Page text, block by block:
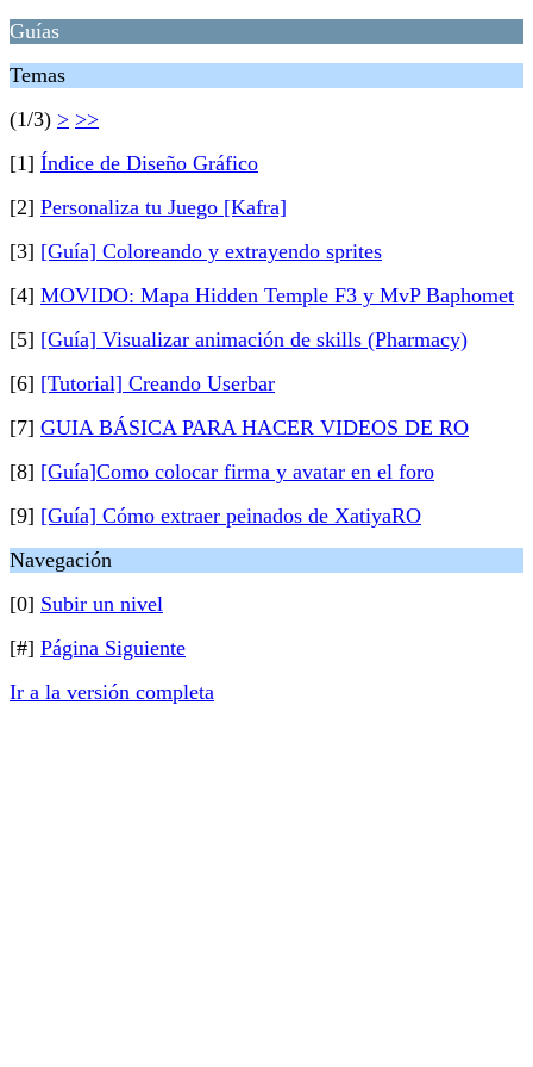
Guías
Temas
(1/3) > >>
[1] Índice de Diseño Gráfico
[2] Personaliza tu Juego [Kafra]
[3] [Guía] Coloreando y extrayendo sprites
[4] MOVIDO: Mapa Hidden Temple F3 y MvP Baphomet
[5] [Guía] Visualizar animación de skills (Pharmacy)
[6] [Tutorial] Creando Userbar
[7] GUIA BÁSICA PARA HACER VIDEOS DE RO
[8] [Guía]Como colocar firma y avatar en el foro
[9] [Guía] Cómo extraer peinados de XatiyaRO
Navegación
[0] Subir un nivel
[#] Página Siguiente
Ir a la versión completa